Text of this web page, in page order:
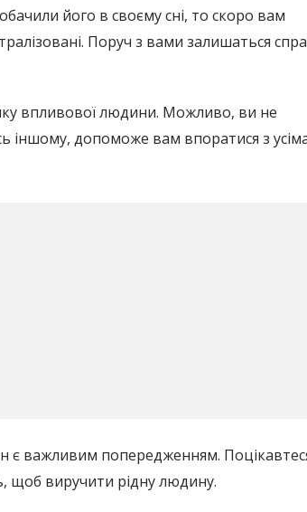
його в своєму сні, то скоро вам
Поруч з вами залишаться
впливової людини. Можливо, ви не
іншому, допоможе вам впоратися з
важливим попередженням.
щоб виручити рідну людину.